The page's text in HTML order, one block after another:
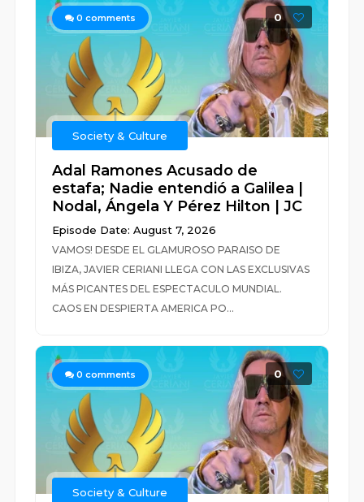
0 comments 0
Society & Culture
Adal Ramones Acusado de
estafa; Nadie entendió a Galilea |
Nodal, Ángela Y Pérez Hilton | JC
Episode Date: August 7, 2026
VAMOS! DESDE EL GLAMUROSO PARAISO DE
IBIZA, JAVIER CERIANI LLEGA CON LAS EXCLUSIVAS
MÁS PICANTES DEL ESPECTACULO MUNDIAL.
CAOS EN DESPIERTA AMERICA PO...
0 comments 0
Society & Culture